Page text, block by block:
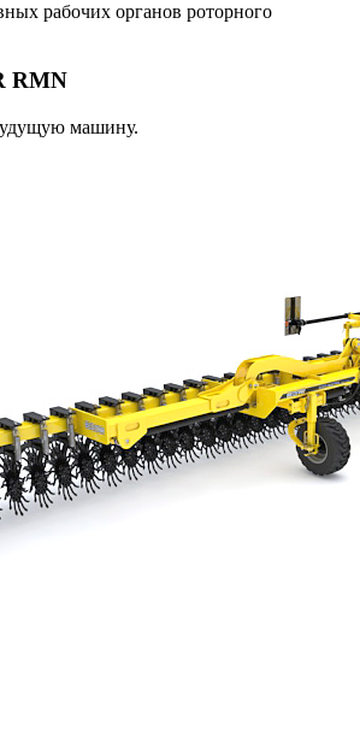
рабочих органов роторного
RMN
машину.